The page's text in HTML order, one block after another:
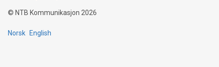
© NTB Kommunikasjon 2026
Norsk English